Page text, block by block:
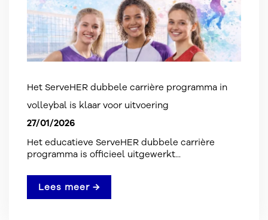
Het ServeHER dubbele carrière programma in
volleybal is klaar voor uitvoering
27/01/2026
Het educatieve ServeHER dubbele carrière
programma is officieel uitgewerkt...
Lees meer →